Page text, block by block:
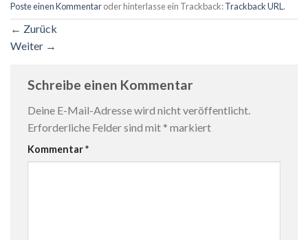
Poste einen Kommentaroder hinterlasse ein Trackback:Trackback URL .
← Zurück
Weiter →
Schreibe einen Kommentar
Deine E-Mail-Adresse wird nicht veröffentlicht.
Erforderliche Felder sind mit * markiert
Kommentar*